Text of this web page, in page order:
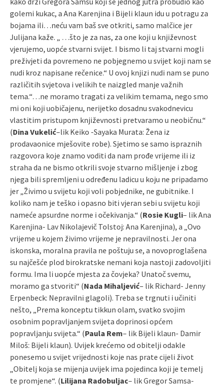
golemi kukac, a Ana Karenjina i Bijeli klaun idu u potragu za
bojama ili…neću vam baš sve otkriti, samo malčice jer
Julijana kaže. „ …što je za nas, za one koji u književnost
vjerujemo, uopće stvarni svijet. I bismo li taj stvarni mogli
preživjeti da povremeno ne pobjegnemo u svijet koji nam se
nudi kroz napisane rečenice.“ U ovoj knjizi nudi nam se puno
različitih svjetova i velikih te naizgled manje važnih
tema.“…ne moramo tragati za velikim temama, nego smo
mi oni koji uobičajenu, nerijetko dosadnu svakodnevicu
vlastitim pristupom književnosti pretvaramo u neobičnu.“
(Dina Vukelić–lik Keiko -Sayaka Murata: Žena iz
prodavaonice mješovite robe). Sjetimo se samo ispraznih
razgovora koje znamo voditi da nam prođe vrijeme ili iz
straha da ne bismo otkrili svoje stvarno mišljenje i zbog
njega bili spremljeni u određenu ladicu u koju ne pripadamo
jer „Živimo u svijetu koji voli pobjednike, ne gubitnike. I
koliko nam je teško i opasno biti vjeran sebi u svijetu koji
nameće apsurdne norme i očekivanja.“ (Rosie Kugli– lik Ana
Karenjina- Lav Nikolajevič Tolstoj: Ana Karenjina), a „Ovo
vrijeme u kojem živimo vrijeme je nepravilnosti. Jer ona
iskonska, moralna pravila ne poštuju se, a novoproglašena
su najčešće plod birokratske nemani koja nastoji zadovoljiti
formu. Ima li uopće mjesta za čovjeka? Unatoč svemu,
moramo ga stvoriti“ (Nada Mihaljević– lik Richard- Jenny
Erpenbeck: Nepravilni glagoli). Treba se trgnuti i učiniti
nešto, „Prema konceptu tikkun olam, svatko svojim
osobnim popravljanjem svijeta doprinosi općem
popravljanju svijeta.“ (Paula Rem– lik Bijeli klaun- Damir
Miloš: Bijeli klaun). Uvijek krećemo od obitelji odakle
ponesemo u svijet vrijednosti koje nas prate cijeli život
„Obitelj koja se mijenja uvijek ima pojedinca koji je temelj
te promjene“. (Lilijana Radobuljac– lik Gregor Samsa-